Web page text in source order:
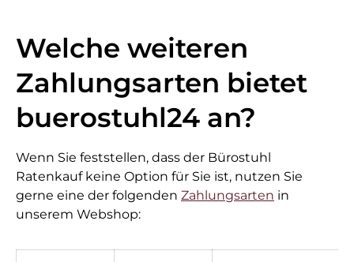
Welche weiteren
Zahlungsarten bietet
buerostuhl24 an?
Wenn Sie feststellen, dass der Bürostuhl
Ratenkauf keine Option für Sie ist, nutzen Sie
gerne eine der folgenden Zahlungsarten in
unserem Webshop: